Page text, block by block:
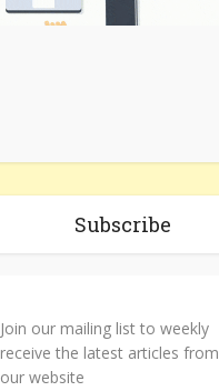
Subscribe
Join our mailing list to weekly
receive the latest articles from
our website